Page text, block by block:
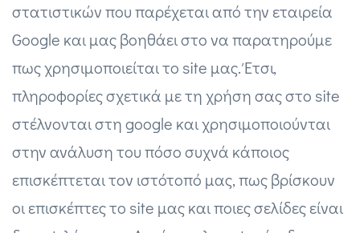
στατιστικών που παρέχεται από την εταιρεία
Google και μας βοηθάει στο να παρατηρούμε
πως χρησιμοποιείται το site μας. Έτσι,
πληροφορίες σχετικά με τη χρήση σας στο site
στέλνονται στη google και χρησιμοποιούνται
στην ανάλυση του πόσο συχνά κάποιος
επισκέπτεται τον ιστότοπό μας, πως βρίσκουν
οι επισκέπτες το site μας και ποιες σελίδες είναι